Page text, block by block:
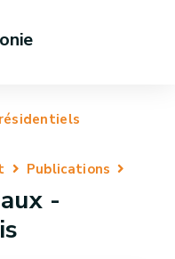
Publications
-